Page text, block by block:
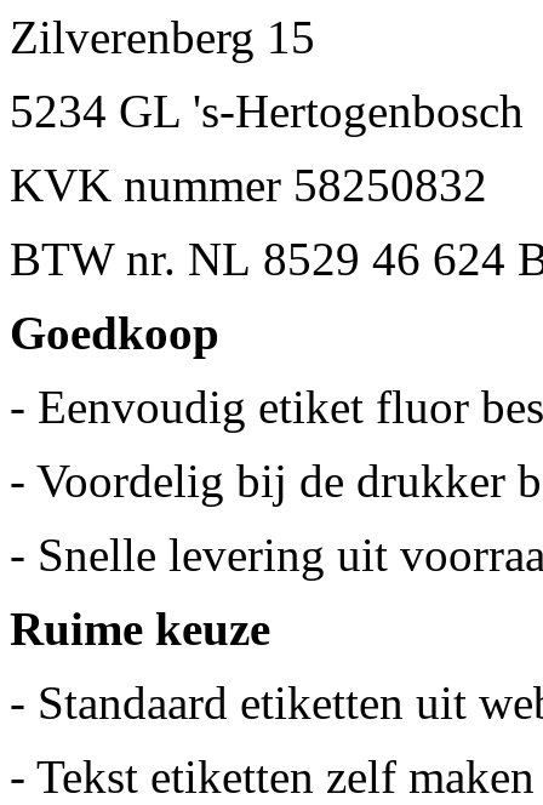
Zilverenberg 15
5234 GL 's-Hertogenbosch
KVK nummer 58250832
BTW nr. NL 8529 46 624
Goedkoop
- Eenvoudig etiket fluor
- Voordelig bij de drukker
- Snelle levering uit
Ruime keuze
- Standaard etiketten uit
- Tekst etiketten zelf maken